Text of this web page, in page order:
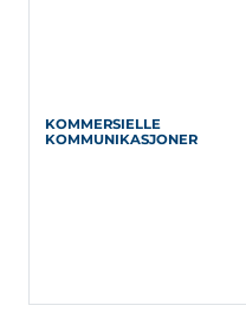
KOMMERSIELLE
KOMMUNIKASJONER